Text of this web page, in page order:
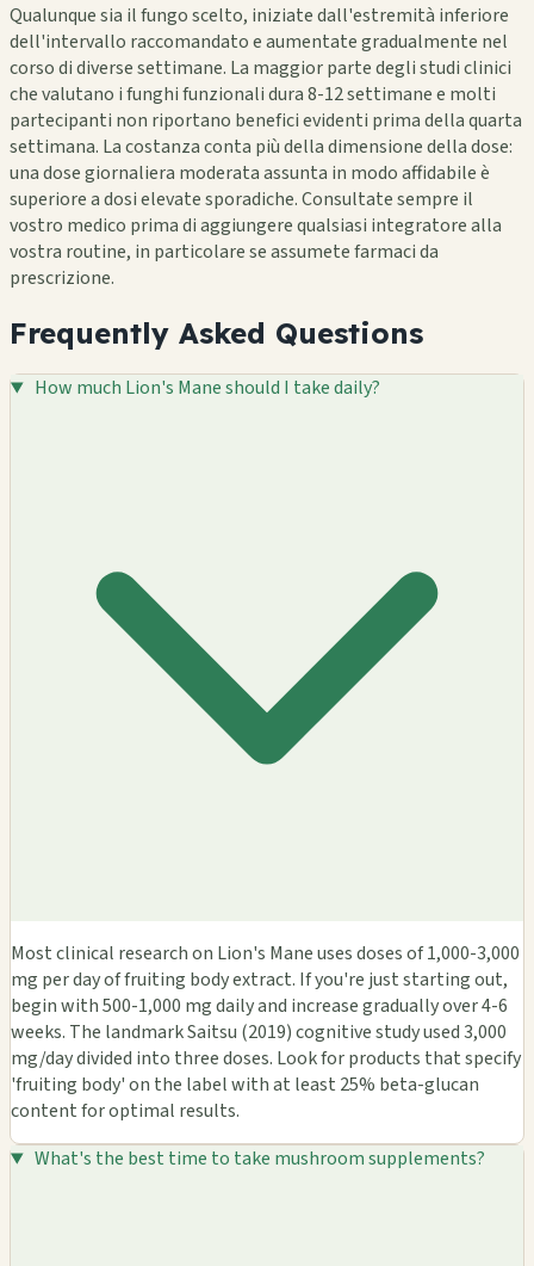
Qualunque sia il fungo scelto, iniziate dall'estremità inferiore
dell'intervallo raccomandato e aumentate gradualmente nel
corso di diverse settimane. La maggior parte degli studi clinici
che valutano i funghi funzionali dura 8-12 settimane e molti
partecipanti non riportano benefici evidenti prima della quarta
settimana. La costanza conta più della dimensione della dose:
una dose giornaliera moderata assunta in modo affidabile è
superiore a dosi elevate sporadiche. Consultate sempre il
vostro medico prima di aggiungere qualsiasi integratore alla
vostra routine, in particolare se assumete farmaci da
prescrizione.
Frequently Asked Questions
How much Lion's Mane should I take daily?
Most clinical research on Lion's Mane uses doses of 1,000-3,000
mg per day of fruiting body extract. If you're just starting out,
begin with 500-1,000 mg daily and increase gradually over 4-6
weeks. The landmark Saitsu (2019) cognitive study used 3,000
mg/day divided into three doses. Look for products that specify
'fruiting body' on the label with at least 25% beta-glucan
content for optimal results.
What's the best time to take mushroom supplements?